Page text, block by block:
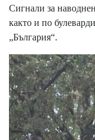
Сигнали за
както и по
„България“.